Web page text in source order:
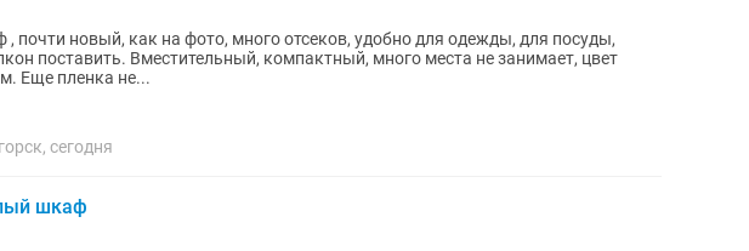
почти новый, как на фото, много отсеков, удобно для одежды, для посуды,
поставить. Вместительный, компактный, много места не занимает, цвет
Еще пленка не...
сегодня
шкаф